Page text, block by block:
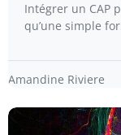
Intégrer un CAP
qu’une simple
Amandine Riviere